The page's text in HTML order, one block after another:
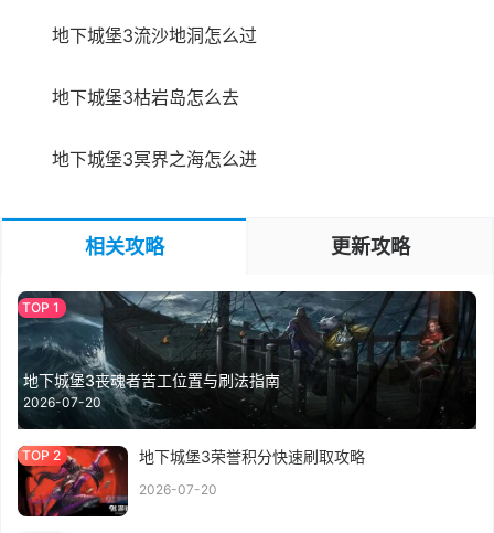
地下城堡3流沙地洞怎么过
地下城堡3枯岩岛怎么去
地下城堡3冥界之海怎么进
相关攻略 更新攻略
地下城堡3丧魂者苦工位置与刷法指南
2026-07-20
地下城堡3荣誉积分快速刷取攻略
2026-07-20